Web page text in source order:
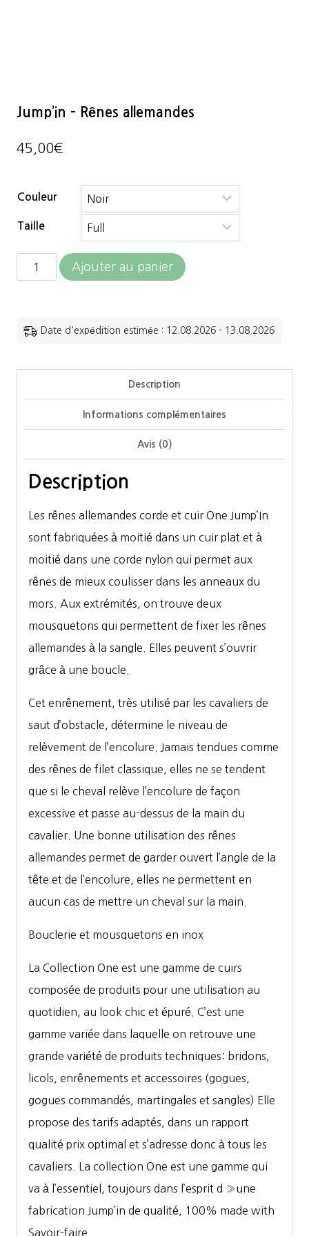
Jump’in – Rênes allemandes
45,00€
Couleur
Taille
quantité
Ajouter au panier
Date d'expédition estimée : 12.08.2026 - 13.08.2026
Description
Informations complémentaires
Avis (0)
Description
Les rênes allemandes corde et cuir One Jump’In
sont fabriquées à moitié dans un cuir plat et à
moitié dans une corde nylon qui permet aux
rênes de mieux coulisser dans les anneaux du
mors. Aux extrémités, on trouve deux
mousquetons qui permettent de fixer les rênes
allemandes à la sangle. Elles peuvent s’ouvrir
grâce à une boucle.
Cet enrênement, très utilisé par les cavaliers de
saut d’obstacle, détermine le niveau de
relèvement de l’encolure. Jamais tendues comme
des rênes de filet classique, elles ne se tendent
que si le cheval relève l’encolure de façon
excessive et passe au-dessus de la main du
cavalier. Une bonne utilisation des rênes
allemandes permet de garder ouvert l’angle de la
tête et de l’encolure, elles ne permettent en
aucun cas de mettre un cheval sur la main.
Bouclerie et mousquetons en inox
La Collection One est une gamme de cuirs
composée de produits pour une utilisation au
quotidien, au look chic et épuré. C’est une
gamme variée dans laquelle on retrouve une
grande variété de produits techniques: bridons,
licols, enrênements et accessoires (gogues,
gogues commandés, martingales et sangles) Elle
propose des tarifs adaptés, dans un rapport
qualité prix optimal et s’adresse donc à tous les
cavaliers. La collection One est une gamme qui
va à l’essentiel, toujours dans l’esprit d »une
fabrication Jump’in de qualité, 100% made with
Savoir-faire.